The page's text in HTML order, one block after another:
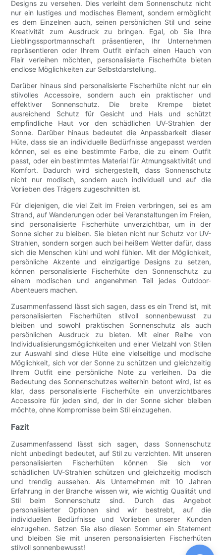
Designs zu versehen. Dies verleiht dem Sonnenschutz nicht
nur ein lustiges und modisches Element, sondern ermöglicht
es dem Einzelnen auch, seinen persönlichen Stil und seine
Kreativität zum Ausdruck zu bringen. Egal, ob Sie Ihre
Lieblingssportmannschaft präsentieren, Ihr Unternehmen
repräsentieren oder Ihrem Outfit einfach einen Hauch von
Flair verleihen möchten, personalisierte Fischerhüte bieten
endlose Möglichkeiten zur Selbstdarstellung.
Darüber hinaus sind personalisierte Fischerhüte nicht nur ein
stilvolles Accessoire, sondern auch ein praktischer und
effektiver Sonnenschutz. Die breite Krempe bietet
ausreichend Schutz für Gesicht und Hals und schützt
empfindliche Haut vor den schädlichen UV-Strahlen der
Sonne. Darüber hinaus bedeutet die Anpassbarkeit dieser
Hüte, dass sie an individuelle Bedürfnisse angepasst werden
können, sei es eine bestimmte Farbe, die zu einem Outfit
passt, oder ein bestimmtes Material für Atmungsaktivität und
Komfort. Dadurch wird sichergestellt, dass Sonnenschutz
nicht nur modisch, sondern auch individuell und auf die
Vorlieben des Trägers zugeschnitten ist.
Für diejenigen, die viel Zeit im Freien verbringen, sei es am
Strand, auf Wanderungen oder bei Veranstaltungen im Freien,
sind personalisierte Fischerhüte unverzichtbar, um in der
Sonne sicher zu bleiben. Sie bieten nicht nur Schutz vor UV-
Strahlen, sondern sorgen auch bei heißem Wetter dafür, dass
sich die Menschen kühl und wohl fühlen. Mit der Möglichkeit,
persönliche Akzente und einzigartige Designs zu setzen,
können personalisierte Fischerhüte den Sonnenschutz zu
einem modischen und angenehmen Teil jedes Outdoor-
Abenteuers machen.
Zusammenfassend lässt sich sagen, dass es ein Trend ist, mit
personalisierten Fischerhüten stilvoll sonnenbewusst zu
bleiben und sowohl praktischen Sonnenschutz als auch
persönlichen Ausdruck zu bieten. Mit einer Reihe von
Individualisierungsmöglichkeiten und einer Vielzahl von Stilen
zur Auswahl sind diese Hüte eine vielseitige und modische
Möglichkeit, sich vor der Sonne zu schützen und gleichzeitig
Ihrem Outfit eine persönliche Note zu verleihen. Da die
Bedeutung des Sonnenschutzes weiterhin betont wird, ist es
klar, dass personalisierte Fischerhüte ein unverzichtbares
Accessoire für jeden sind, der in der Sonne sicher bleiben
möchte, ohne Kompromisse beim Stil einzugehen.
Fazit
Zusammenfassend lässt sich sagen, dass Sonnenschutz
nicht unbedingt bedeutet, auf Stil zu verzichten. Mit unseren
personalisierten Fischerhüten können Sie sich vor
schädlichen UV-Strahlen schützen und gleichzeitig modisch
und trendig aussehen. Als Unternehmen mit 10 Jahren
Erfahrung in der Branche wissen wir, wie wichtig Qualität und
Stil beim Sonnenschutz sind. Durch das Angebot
personalisierter Optionen sind wir bestrebt, auf die
individuellen Bedürfnisse und Vorlieben unserer Kunden
einzugehen. Setzen Sie also diesen Sommer ein Statement
und bleiben Sie mit unseren personalisierten Fischerhüten
stilvoll sonnenbewusst!